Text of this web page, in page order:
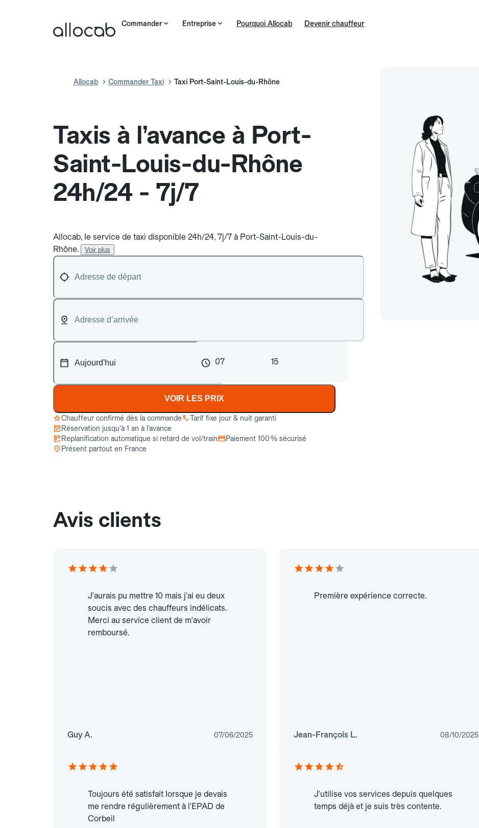
Commander Entreprise Pourquoi Allocab Devenir chauffeur
Allocab Commander Taxi Taxi Port-Saint-Louis-du-Rhône
Taxis à l’avance à Port-
Saint-Louis-du-Rhône
24h/24 - 7j/7
Allocab, le service de taxi disponible 24h/24, 7j/7 à Port-Saint-Louis-du-
Rhône.
Voir plus
07 15
VOIR LES PRIX
Chauffeur confirmé dès la commande
Tarif fixe jour & nuit garanti
Réservation jusqu’à 1 an à l’avance
Replanification automatique si retard de vol/train
Paiement 100 % sécurisé
Présent partout en France
Avis clients
J'aurais pu mettre 10 mais j'ai eu deux
soucis avec des chauffeurs indélicats.
Merci au service client de m'avoir
remboursé.
Guy A. 07/06/2025
Première expérience correcte.
Jean-François L. 08/10/2025
Toujours été satisfait lorsque je devais
me rendre régulièrement à l'EPAD de
Corbeil
J'utilise vos services depuis quelques
temps déjà et je suis très contente.